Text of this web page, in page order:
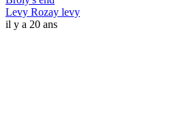
Levy Rozay levy
il y a 20 ans